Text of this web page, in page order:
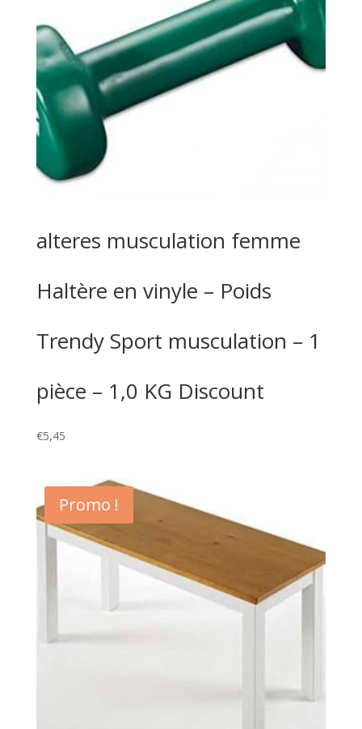
alteres musculation femme
Haltère en vinyle – Poids
Trendy Sport musculation – 1
pièce – 1,0 KG Discount
€5,45
Promo !